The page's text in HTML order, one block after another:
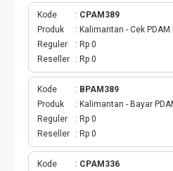
MULTI FINANCE
VOC WIFI.ID
TOPUP E-PAY
E-TOLL
Kode
CPAM389
Produk
Kalimantan - Cek
Reguler
Rp 0
Reseller
Rp 0
Kode
BPAM389
Produk
Kalimantan - Bayar
Reguler
Rp 0
Reseller
Rp 0
Kode
CPAM336